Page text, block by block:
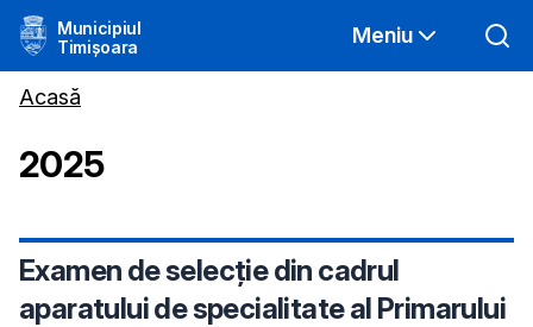
Municipiul
Timișoara
Meniu
Acasă
2025
Examen de selecție din cadrul
aparatului de specialitate al Primarului